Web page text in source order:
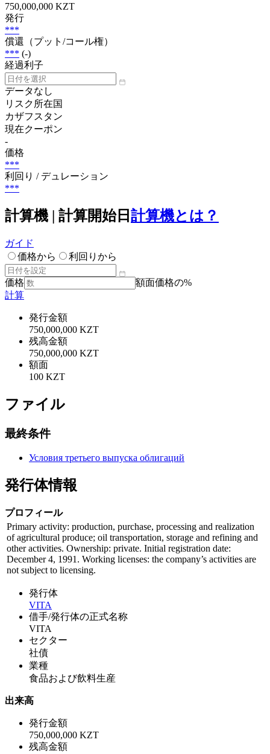
750,000,000 KZT
発行
***
償還（プット/コール権）
*** (-)
経過利子
データなし
リスク所在国
カザフスタン
現在クーポン
-
価格
***
利回り / デュレーション
***
計算機 | 計算開始日 計算機とは？
ガイド
価格から
利回りから
価格
額面価格の%
計算
発行金額
750,000,000 KZT
残高金額
750,000,000 KZT
額面
100 KZT
ファイル
最終条件
Условия третьего выпуска облигаций
発行体情報
プロフィール
Primary activity: production, purchase, processing and realization
of agricultural produce; oil transportation, storage and refining and
other activities. Ownership: private. Initial registration date:
December 4, 1991. Working licenses: the company’s activities are
not subject to licensing.
発行体
VITA
借手/発行体の正式名称
VITA
セクター
社債
業種
食品および飲料生産
出来高
発行金額
750,000,000 KZT
残高金額